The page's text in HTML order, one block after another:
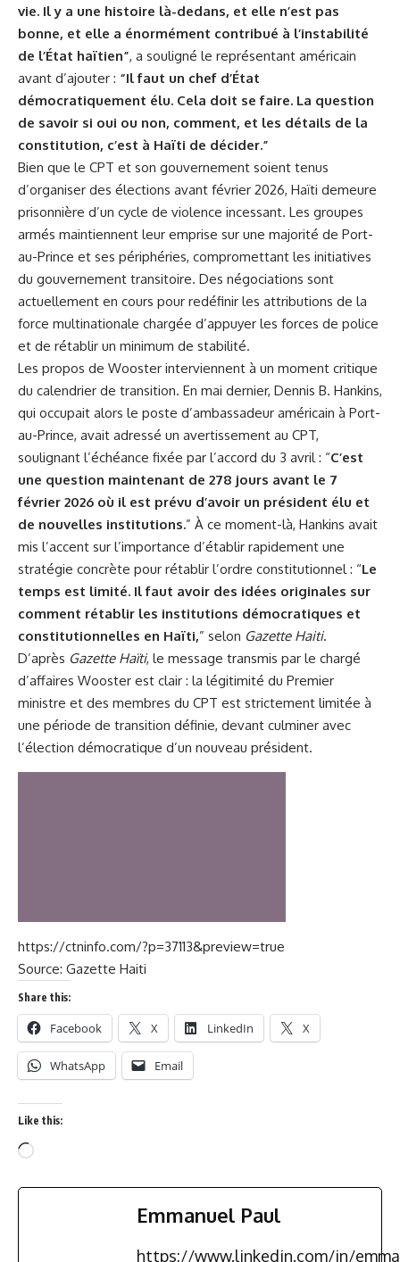
vie. Il y a une histoire là-dedans, et elle n’est pas
bonne, et elle a énormément contribué à l’instabilité
de l’État haïtien”, a souligné le représentant américain
avant d’ajouter : “Il faut un chef d’État
démocratiquement élu. Cela doit se faire. La question
de savoir si oui ou non, comment, et les détails de la
constitution, c’est à Haïti de décider.”
Bien que le CPT et son gouvernement soient tenus
d’organiser des élections avant février 2026, Haïti demeure
prisonnière d’un cycle de violence incessant. Les groupes
armés maintiennent leur emprise sur une majorité de Port-
au-Prince et ses périphéries, compromettant les initiatives
du gouvernement transitoire. Des négociations sont
actuellement en cours pour redéfinir les attributions de la
force multinationale chargée d’appuyer les forces de police
et de rétablir un minimum de stabilité.
Les propos de Wooster interviennent à un moment critique
du calendrier de transition. En mai dernier, Dennis B. Hankins,
qui occupait alors le poste d’ambassadeur américain à Port-
au-Prince, avait adressé un avertissement au CPT,
soulignant l’échéance fixée par l’accord du 3 avril : “C’est
une question maintenant de 278 jours avant le 7
février 2026 où il est prévu d’avoir un président élu et
de nouvelles institutions.” À ce moment-là, Hankins avait
mis l’accent sur l’importance d’établir rapidement une
stratégie concrète pour rétablir l’ordre constitutionnel : “Le
temps est limité. Il faut avoir des idées originales sur
comment rétablir les institutions démocratiques et
constitutionnelles en Haïti,” selon Gazette Haiti.
D’après Gazette Haïti, le message transmis par le chargé
d’affaires Wooster est clair : la légitimité du Premier
ministre et des membres du CPT est strictement limitée à
une période de transition définie, devant culminer avec
l’élection démocratique d’un nouveau président.
https://ctninfo.com/?p=37113&preview=true
Source: Gazette Haiti
Share this:
Facebook X LinkedIn X
WhatsApp Email
Like this:
Emmanuel Paul
https://www.linkedin.com/in/